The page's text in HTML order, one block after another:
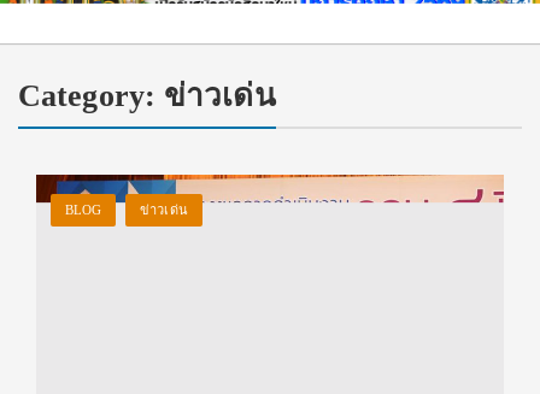
Category: ข่าวเด่น
BLOG ข่าวเด่น